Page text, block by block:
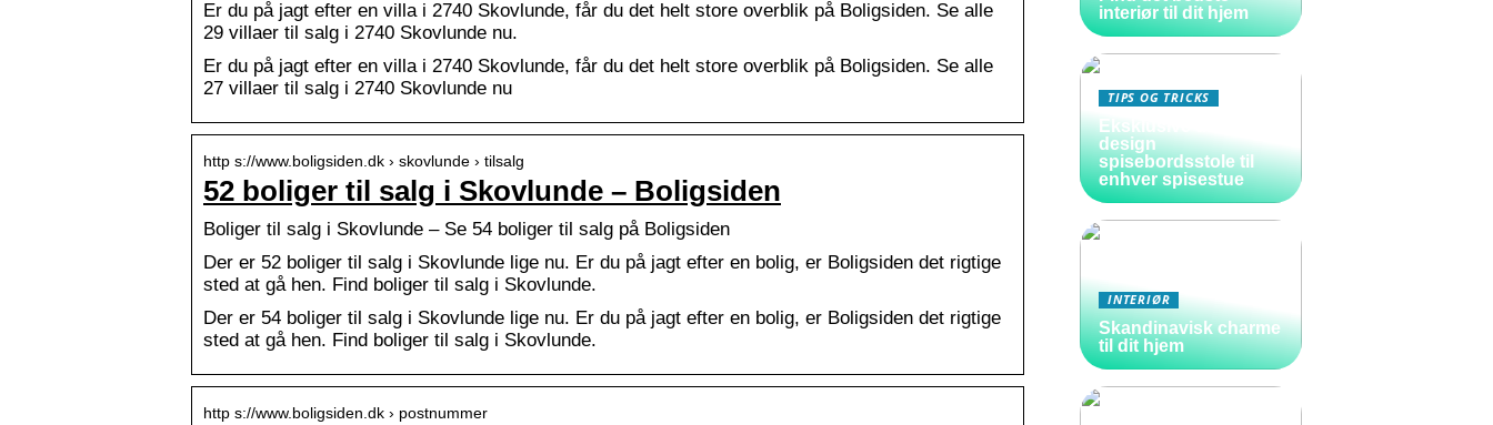
Er du på jagt efter en villa i 2740 Skovlunde, får du det helt store overblik på Boligsiden. Se alle
29 villaer til salg i 2740 Skovlunde nu.
Er du på jagt efter en villa i 2740 Skovlunde, får du det helt store overblik på Boligsiden. Se alle
27 villaer til salg i 2740 Skovlunde nu
http s://www.boligsiden.dk › skovlunde › tilsalg
52 boliger til salg i Skovlunde – Boligsiden
Boliger til salg i Skovlunde – Se 54 boliger til salg på Boligsiden
Der er 52 boliger til salg i Skovlunde lige nu. Er du på jagt efter en bolig, er Boligsiden det rigtige
sted at gå hen. Find boliger til salg i Skovlunde.
Der er 54 boliger til salg i Skovlunde lige nu. Er du på jagt efter en bolig, er Boligsiden det rigtige
sted at gå hen. Find boliger til salg i Skovlunde.
http s://www.boligsiden.dk › postnummer
interiør til dit hjem
TIPS OG TRICKS
Eksklusive danske
design
spisebordsstole til
enhver spisestue
INTERIØR
Skandinavisk charme
til dit hjem